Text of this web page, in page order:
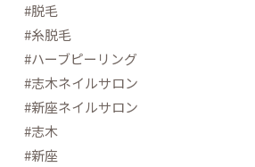
#脱毛
#糸脱毛
#ハーブピーリング
#志木ネイルサロン
#新座ネイルサロン
#志木
#新座